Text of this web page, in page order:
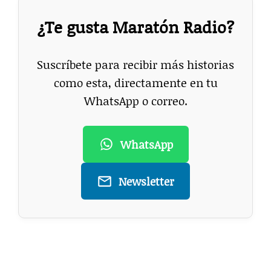
¿Te gusta Maratón Radio?
Suscríbete para recibir más historias
como esta, directamente en tu
WhatsApp o correo.
WhatsApp
Newsletter